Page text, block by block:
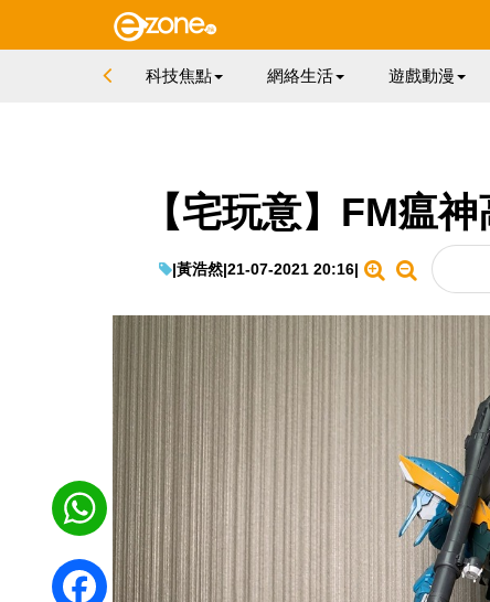
科技焦點 網絡生活 遊戲動漫
【宅玩意】FM瘟
|黃浩然|21-07-2021 20:16|
WhatsApp